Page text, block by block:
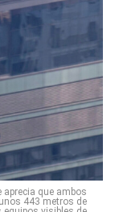
que ambos
443 metros de